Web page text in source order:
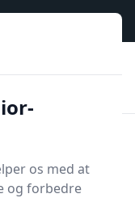
os med at
og forbedre